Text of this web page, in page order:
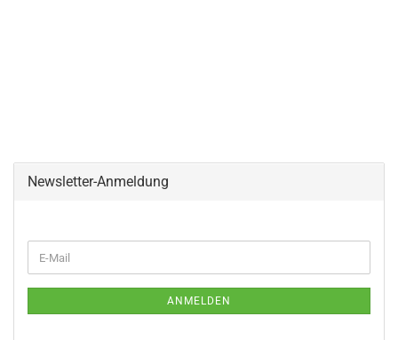
Newsletter-Anmeldung
ZUR
E-
Mail
ANMELDEN